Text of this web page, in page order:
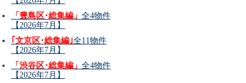
「豊島区･総集編」 全4物件
【2026年7月】
｢文京区･総集編｣全11物件
【2026年7月】
「渋谷区･総集編」 全4物件
【2026年7月】